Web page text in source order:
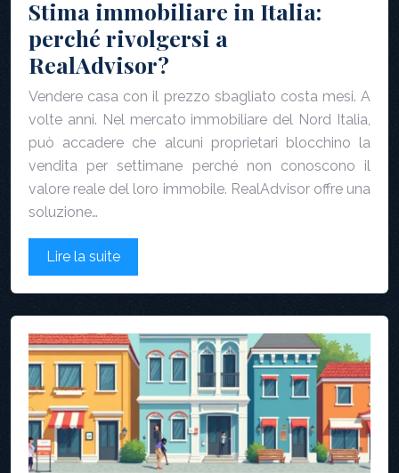
Stima immobiliare in Italia:
perché rivolgersi a
RealAdvisor?
Vendere casa con il prezzo sbagliato costa mesi. A
volte anni. Nel mercato immobiliare del Nord Italia,
può accadere che alcuni proprietari blocchino la
vendita per settimane perché non conoscono il
valore reale del loro immobile. RealAdvisor offre una
soluzione…
Lire la suite